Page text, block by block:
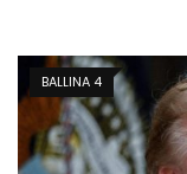
BALLINA 4